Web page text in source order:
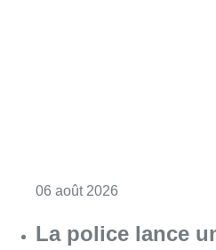
06 août 2026
La police lance